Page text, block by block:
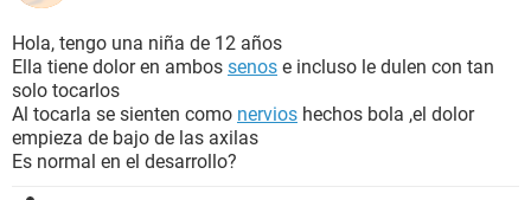
BIENESTAR
SEXUALIDAD
GLOSARIO
Hola, tengo una niña de 12 años
Ella tiene dolor en ambos senos e incluso le dulen con tan
solo tocarlos
Al tocarla se sienten como nervios hechos bola ,el dolor
empieza de bajo de las axilas
Es normal en el desarrollo?